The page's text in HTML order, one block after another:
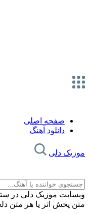
صفحه اصلی
دانلود آهنگ
موزیک دلی
وبسایت موزیک دلی در
متن پخش اثر یا هر متن